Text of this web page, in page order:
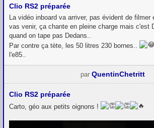
Clio RS2 préparée
La vidéo inboard va arriver, pas évident de filmer
vas venir, ça chante en pleine charge mais c'est
quand on tape pas Dedans..
Par contre ça tète, les 50 litres 230 bornes..
l'e85..
par QuentinChetritt
Clio RS2 préparée
Carto, géo aux petits oignons !